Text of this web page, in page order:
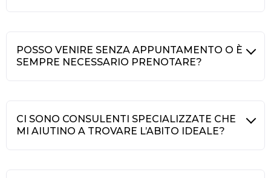
POSSO VENIRE SENZA APPUNTAMENTO O È
SEMPRE NECESSARIO PRENOTARE?
CI SONO CONSULENTI SPECIALIZZATE CHE
MI AIUTINO A TROVARE L’ABITO IDEALE?